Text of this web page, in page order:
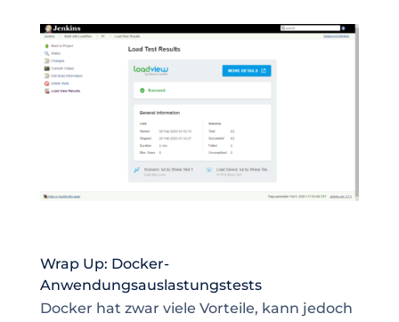
Wrap Up: Docker-
Anwendungsauslastungstests
Docker hat zwar viele Vorteile, kann jedoch